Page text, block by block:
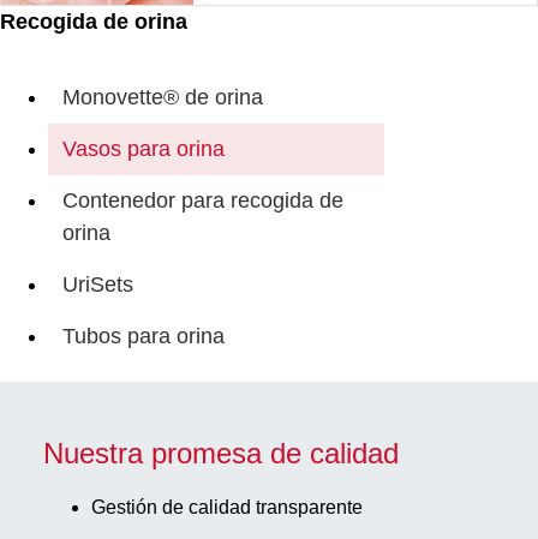
Recogida de orina
Monovette® de orina
Vasos para orina
Contenedor para recogida de
orina
UriSets
Tubos para orina
Nuestra promesa de calidad
Gestión de calidad transparente